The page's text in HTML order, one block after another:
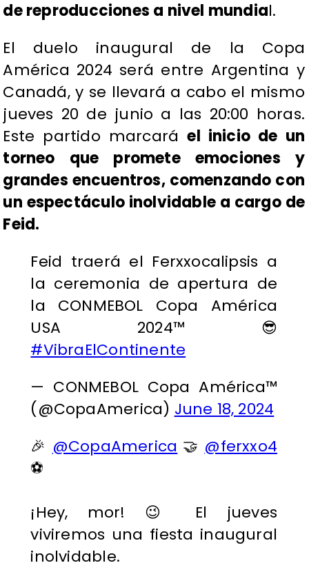
de reproducciones a nivel mundial.
El duelo inaugural de la Copa
América 2024 será entre Argentina y
Canadá, y se llevará a cabo el mismo
jueves 20 de junio a las 20:00 horas.
Este partido marcaráel inicio de un
torneo que promete emociones y
grandes encuentros, comenzando con
un espectáculo inolvidable a cargo de
Feid.
Feid traerá el Ferxxocalipsis a
la ceremonia de apertura de
la CONMEBOL Copa América
USA 2024™ 😎
#VibraElContinente
— CONMEBOL Copa América™️
(@CopaAmerica) June 18, 2024
🎉 @CopaAmerica 🤝 @ferxxo4
⚽️
¡Hey, mor! 😉 El jueves
viviremos una fiesta inaugural
inolvidable.